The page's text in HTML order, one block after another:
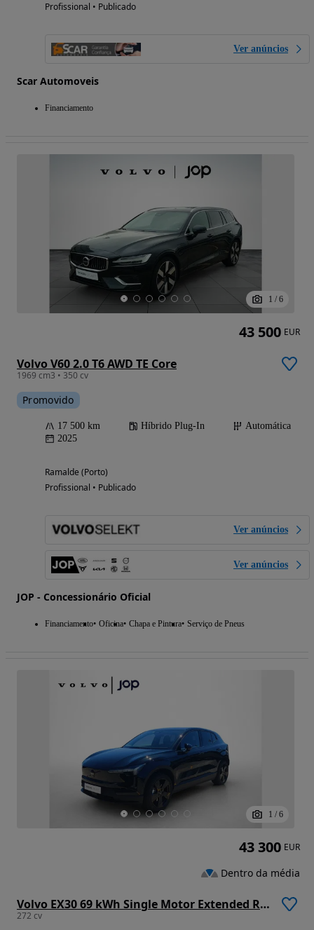
Profissional • Publicado
Ver anúncios
Scar Automoveis
Financiamento
1 / 6
Volvo V60 2.0 T6 AWD TE Core
1969 cm3 • 350 cv
Promovido
17 500 km Híbrido Plug-In
Automática
2025
Ramalde (Porto)
Profissional • Publicado
Ver anúncios
Ver anúncios
JOP - Concessionário Oficial
Financiamento Oficina Chapa e Pintura Serviço de Pneus
43 500 EUR
1 / 6
Volvo EX30 69 kWh Single Motor Extended Range Black Edition
272 cv
43 300 EUR
Dentro da média